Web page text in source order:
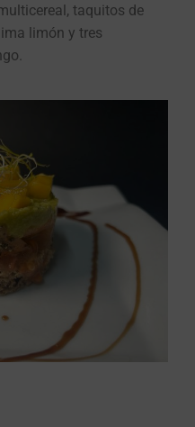
taquitos de
limón y tres